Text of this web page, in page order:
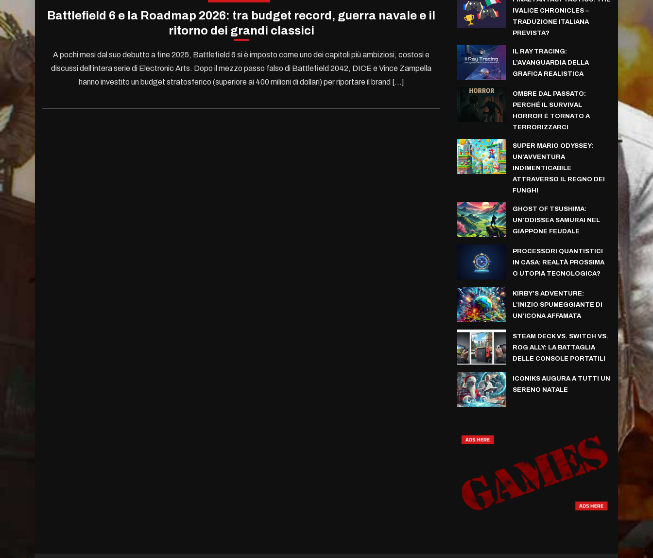
Battlefield 6 e la Roadmap 2026: tra budget record, guerra navale e il
ritorno dei grandi classici
A pochi mesi dal suo debutto a fine 2025, Battlefield 6 si è imposto come uno dei capitoli più ambiziosi, costosi e
discussi dell’intera serie di Electronic Arts. Dopo il mezzo passo falso di Battlefield 2042, DICE e Vince Zampella
hanno investito un budget stratosferico (superiore ai 400 milioni di dollari) per riportare il brand […]
IVALICE CHRONICLES –
TRADUZIONE ITALIANA
PREVISTA?
IL RAY TRACING:
L’AVANGUARDIA DELLA
GRAFICA REALISTICA
OMBRE DAL PASSATO:
PERCHÉ IL SURVIVAL
HORROR È TORNATO A
TERRORIZZARCI
SUPER MARIO ODYSSEY:
UN’AVVENTURA
INDIMENTICABILE
ATTRAVERSO IL REGNO DEI
FUNGHI
GHOST OF TSUSHIMA:
UN’ODISSEA SAMURAI NEL
GIAPPONE FEUDALE
PROCESSORI QUANTISTICI
IN CASA: REALTÀ PROSSIMA
O UTOPIA TECNOLOGICA?
KIRBY’S ADVENTURE:
L’INIZIO SPUMEGGIANTE DI
UN’ICONA AFFAMATA
STEAM DECK VS. SWITCH VS.
ROG ALLY: LA BATTAGLIA
DELLE CONSOLE PORTATILI
ICONIKS AUGURA A TUTTI UN
SERENO NATALE